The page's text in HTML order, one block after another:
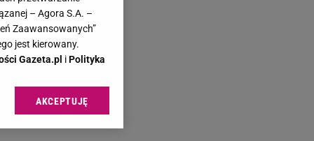
– Agora S.A. –
Zaawansowanych”
jest kierowany.
Gazeta.pl iPolityka
sp. z o.o., jej
AKCEPTUJĘ